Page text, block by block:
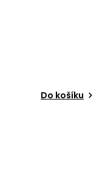
Do košíku